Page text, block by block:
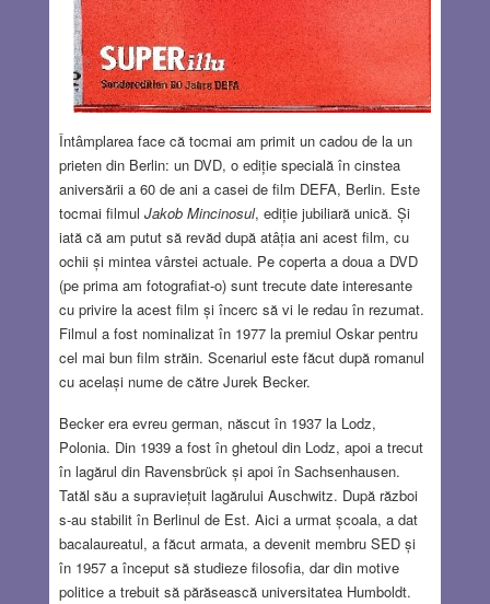
Întâmplarea face că tocmai am primit un cadou de la un
prieten din Berlin: un DVD, o ediție specială în cinstea
aniversării a 60 de ani a casei de film DEFA, Berlin. Este
tocmai filmul Jakob Mincinosul, ediție jubiliară unică. Și
iată că am putut să revăd după atâția ani acest film, cu
ochii și mintea vârstei actuale. Pe coperta a doua a DVD
(pe prima am fotografiat-o) sunt trecute date interesante
cu privire la acest film și încerc să vi le redau în rezumat.
Filmul a fost nominalizat în 1977 la premiul Oskar pentru
cel mai bun film străin. Scenariul este făcut după romanul
cu același nume de către Jurek Becker.
Becker era evreu german, născut în 1937 la Lodz,
Polonia. Din 1939 a fost în ghetoul din Lodz, apoi a trecut
în lagărul din Ravensbrück și apoi în Sachsenhausen.
Tatăl său a supraviețuit lagărului Auschwitz. După război
s-au stabilit în Berlinul de Est. Aici a urmat școala, a dat
bacalaureatul, a făcut armata, a devenit membru SED și
în 1957 a început să studieze filosofia, dar din motive
politice a trebuit să părăsească universitatea Humboldt.